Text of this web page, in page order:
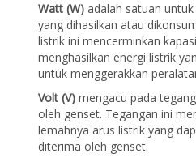
Watt (W) adalah satuan
yang dihasilkan atau
listrik ini mencerminkan
menghasilkan energi listrik
untuk menggerakkan
Volt (V)mengacu pada
oleh genset. Tegangan ini
lemahnya arus listrik yang
diterima oleh genset.